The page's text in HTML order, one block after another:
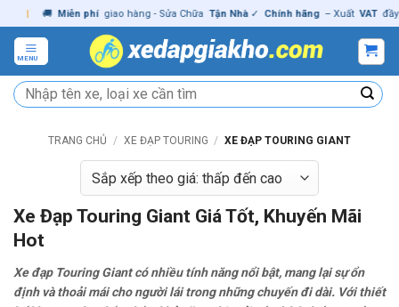
to
content
Miễn phí giao hàng - Sửa Chữa Tận Nhà ✓ Chính hãng – Xuất VAT đầy đủ
MENU
Tìm
kiếm:
TRANG CHỦ / XE ĐẠP TOURING / XE ĐẠP TOURING GIANT
Xe Đạp Touring Giant Giá Tốt, Khuyến Mãi
Hot
Xe đạp Touring Giant có nhiều tính năng nổi bật, mang lại sự ổn
định và thoải mái cho người lái trong những chuyến đi dài. Với thiết